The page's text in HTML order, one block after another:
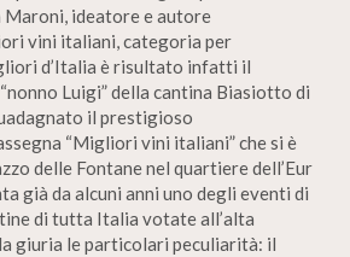
Maroni, ideatore e autore
vini italiani, categoria per
d’Italia è risultato infatti il
Luigi” della cantina Biasiotto di
il prestigioso
“Migliori vini italiani” che si è
delle Fontane nel quartiere dell’Eur
già da alcuni anni uno degli eventi di
di tutta Italia votate all’alta
giuria le particolari peculiarità: il